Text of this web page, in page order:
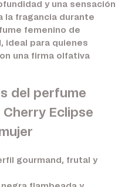
y una sensación
la fragancia durante
femenino de
ideal para quienes
una firma olfativa
del perfume
Cherry Eclipse
gourmand, frutal y